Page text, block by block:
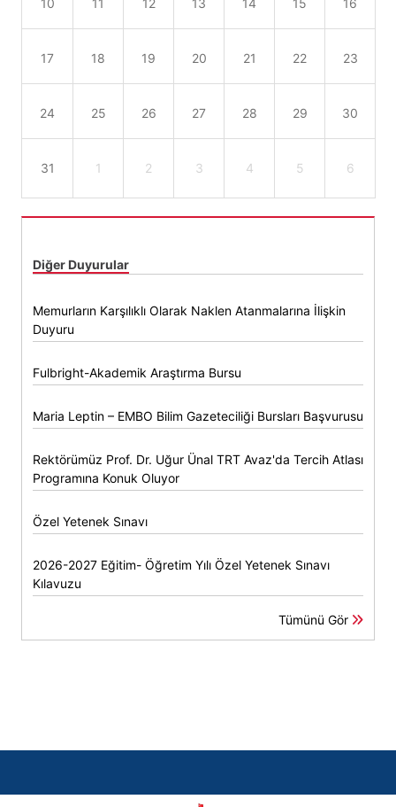
10 11 12 13 14 15 16
17 18 19 20 21 22 23
24 25 26 27 28 29 30
31 1 2 3 4 5 6
Diğer Duyurular
Memurların Karşılıklı Olarak Naklen Atanmalarına İlişkin
Duyuru
Fulbright-Akademik Araştırma Bursu
Maria Leptin – EMBO Bilim Gazeteciliği Bursları Başvurusu
Rektörümüz Prof. Dr. Uğur Ünal TRT Avaz'da Tercih Atlası
Programına Konuk Oluyor
Özel Yetenek Sınavı
2026-2027 Eğitim- Öğretim Yılı Özel Yetenek Sınavı
Kılavuzu
Tümünü Gör